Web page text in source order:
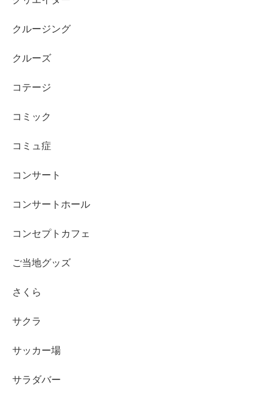
クルージング
クルーズ
コテージ
コミック
コミュ症
コンサート
コンサートホール
コンセプトカフェ
ご当地グッズ
さくら
サクラ
サッカー場
サラダバー